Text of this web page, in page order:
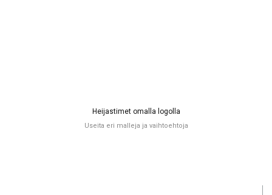
Heijastimet omalla logolla
Useita eri malleja ja vaihtoehtoja